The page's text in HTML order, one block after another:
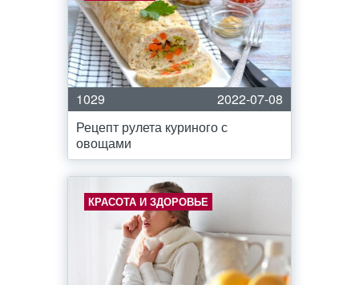
1029
2022-07-08
Рецепт рулета куриного с
овощами
КРАСОТА И ЗДОРОВЬЕ